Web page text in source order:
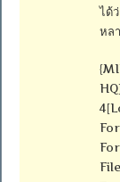
ได้
หล